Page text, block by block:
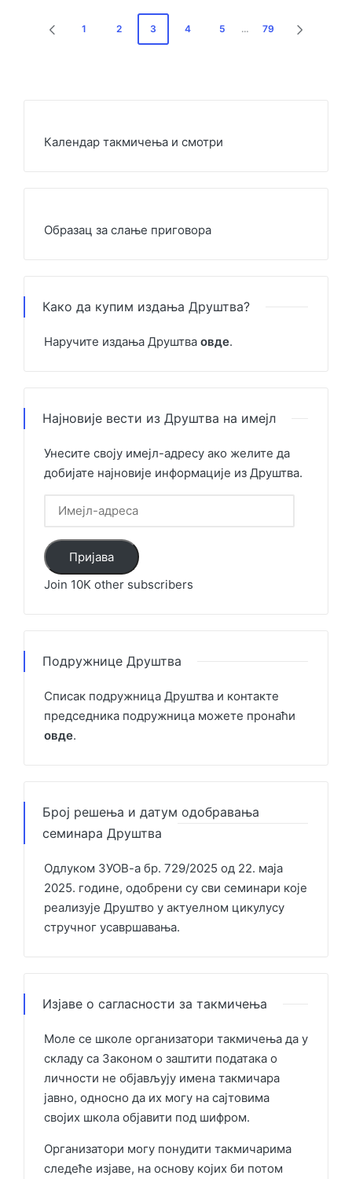
Пагинација
ПРЕТХОДНА
1 2 3 4 5 … 79
Календар такмичења и смотри
Образац за слање приговора
Како да купим издања Друштва?
Наручите издања Друштва овде.
Најновије вести из Друштва на имејл
Унесите своју имејл-адресу ако желите да
добијате најновије информације из Друштва.
Имејл-
Пријава
Join 10K other subscribers
Подружнице Друштва
Списак подружница Друштва и контакте
председника подружница можете пронаћи
овде.
Број решења и датум одобравања
семинара Друштва
Одлуком ЗУОВ-а бр. 729/2025 од 22. маја
2025. године, одобрени су сви семинари које
реализује Друштво у актуелном цикулусу
стручног усавршавања.
Изјаве о сагласности за такмичења
Моле се школе организатори такмичења да у
складу са Законом о заштити података о
личности не објављују имена такмичара
јавно, односно да их могу на сајтовима
својих школа објавити под шифром.
Организатори могу понудити такмичарима
следеће изјаве, на основу којих би потом